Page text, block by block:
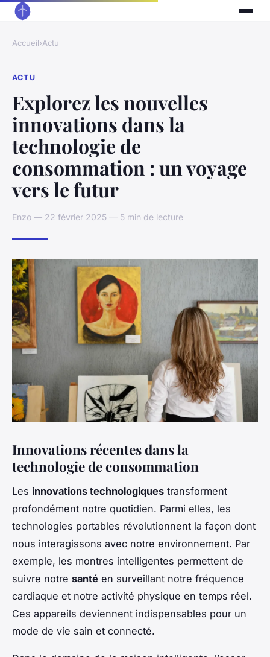
Accueil›Actu
ACTU
Explorez les nouvelles
innovations dans la
technologie de
consommation : un voyage
vers le futur
Enzo — 22 février 2025 — 5 min de lecture
Innovations récentes dans la
technologie de consommation
Les innovations technologiques transforment
profondément notre quotidien. Parmi elles, les
technologies portables révolutionnent la façon dont
nous interagissons avec notre environnement. Par
exemple, les montres intelligentes permettent de
suivre notre santé en surveillant notre fréquence
cardiaque et notre activité physique en temps réel.
Ces appareils deviennent indispensables pour un
mode de vie sain et connecté.